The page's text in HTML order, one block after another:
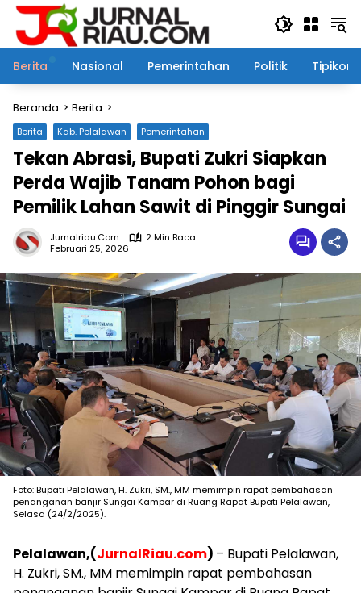
Langsung
konten
Berita
Nasional Pemerintahan Politik Tipikor
Beranda Berita
Berita Kab. Pelalawan Pemerintahan
Tekan Abrasi, Bupati Zukri Siapkan
Perda Wajib Tanam Pohon bagi
Pemilik Lahan Sawit di Pinggir Sungai
Jurnalriau.com
2 Min Baca
Februari 25, 2026
Foto: Bupati Pelalawan, H. Zukri, SM., MM memimpin rapat pembahasan
penanganan banjir Sungai Kampar di Ruang Rapat Bupati Pelalawan,
Selasa (24/2/2025).
Pelalawan,(JurnalRiau.com) – Bupati Pelalawan,
H. Zukri, SM., MM memimpin rapat pembahasan